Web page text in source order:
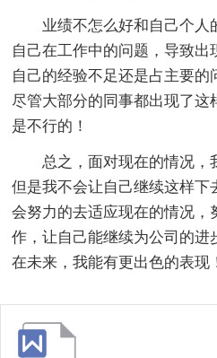
业绩不怎么好和自己个人
自己在工作中的问题，导致出
自己的经验不足还是占主要的
尽管大部分的同事都出现了这
是不行的！
总之，面对现在的情况，
但是我不会让自己继续这样下
会努力的去适应现在的情况，
作，让自己能继续为公司的进
在未来，我能有更出色的表现